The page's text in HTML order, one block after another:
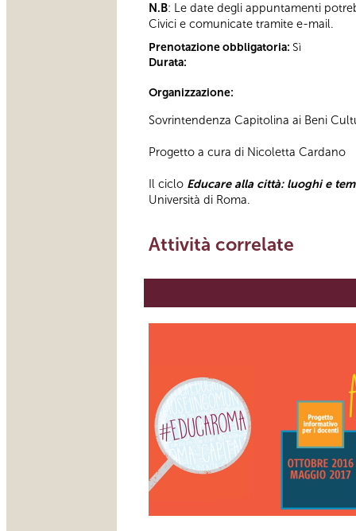
N.B: Le date degli appuntamenti
Civici e comunicate tramite e-mail.
Prenotazione obbligatoria: Sì
Durata:
Organizzazione:
Sovrintendenza Capitolina ai Beni
Progetto a cura di Nicoletta Cardano
Il ciclo Educare alla città: luoghi e
Università di Roma.
Attività correlate